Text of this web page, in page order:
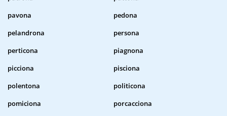
pavona
pedona
pelandrona
persona
perticona
piagnona
picciona
pisciona
polentona
politicona
pomiciona
porcacciona